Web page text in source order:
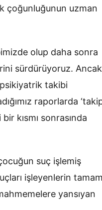
çoğunluğunun uzman
olup daha sonra
sürdürüyoruz. Ancak
takibi
raporlarda
kısmı sonrasında
suç işlemiş
işleyenlerin
yansıyan